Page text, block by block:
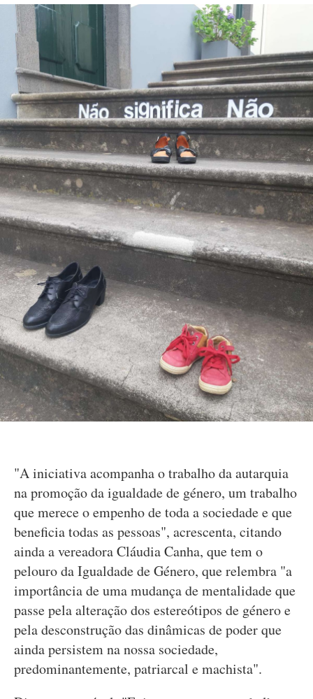
"A iniciativa acompanha o trabalho da autarquia
na promoção da igualdade de género, um trabalho
que merece o empenho de toda a sociedade e que
beneficia todas as pessoas", acrescenta, citando
ainda a vereadora Cláudia Canha, que tem o
pelouro da Igualdade de Género, que relembra "a
importância de uma mudança de mentalidade que
passe pela alteração dos estereótipos de género e
pela desconstrução das dinâmicas de poder que
ainda persistem na nossa sociedade,
predominantemente, patriarcal e machista".